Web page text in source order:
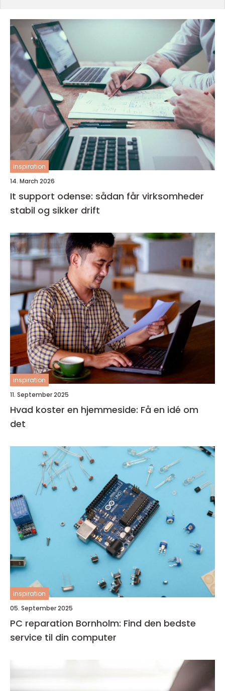
inspiration
14. March 2026
It support odense: sådan får virksomheder
stabil og sikker drift
inspiration
11. September 2025
Hvad koster en hjemmeside: Få en idé om
det
inspiration
05. September 2025
PC reparation Bornholm: Find den bedste
service til din computer